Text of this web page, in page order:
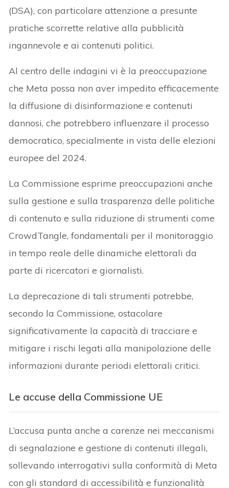
(DSA), con particolare attenzione a presunte
pratiche scorrette relative alla pubblicità
ingannevole e ai contenuti politici.
Al centro delle indagini vi è la preoccupazione
che Meta possa non aver impedito efficacemente
la diffusione di disinformazione e contenuti
dannosi, che potrebbero influenzare il processo
democratico, specialmente in vista delle elezioni
europee del 2024.
La Commissione esprime preoccupazioni anche
sulla gestione e sulla trasparenza delle politiche
di contenuto e sulla riduzione di strumenti come
CrowdTangle, fondamentali per il monitoraggio
in tempo reale delle dinamiche elettorali da
parte di ricercatori e giornalisti.
La deprecazione di tali strumenti potrebbe,
secondo la Commissione, ostacolare
significativamente la capacità di tracciare e
mitigare i rischi legati alla manipolazione delle
informazioni durante periodi elettorali critici.
Le accuse della Commissione UE
L’accusa punta anche a carenze nei meccanismi
di segnalazione e gestione di contenuti illegali,
sollevando interrogativi sulla conformità di Meta
con gli standard di accessibilità e funzionalità